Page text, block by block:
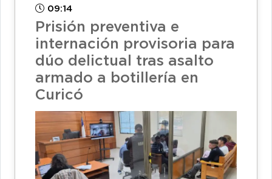
09:14
Prisión preventiva e
internación provisoria para
dúo delictual tras asalto
armado a botillería en
Curicó